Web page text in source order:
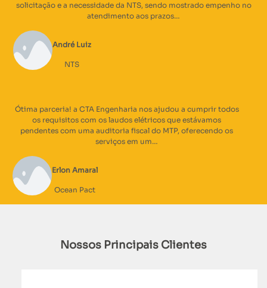
solicitação e a necessidade da NTS, sendo mostrado empenho no
atendimento aos prazos…
André Luiz
NTS
Ótima parceria! a CTA Engenharia nos ajudou a cumprir todos
os requisitos com os laudos elétricos que estávamos
pendentes com uma auditoria fiscal do MTP, oferecendo os
serviços em um…
Erlon Amaral
Ocean Pact
Nossos Principais Clientes